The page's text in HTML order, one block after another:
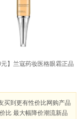
元】兰寇药妆医格眼霜正品
买到更有性价比网购产品
比 最大幅降价潮流新品